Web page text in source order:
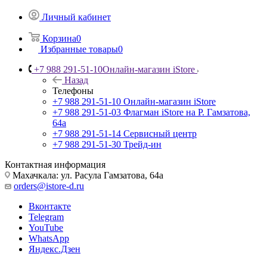
Личный кабинет
Корзина0
Избранные товары0
+7 988 291-51-10Онлайн-магазин iStore
Назад
Телефоны
+7 988 291-51-10 Онлайн-магазин iStore
+7 988 291-51-03 Флагман iStore на Р. Гамзатова,
64а
+7 988 291-51-14 Сервисный центр
+7 988 291-51-30 Трейд-ин
Контактная информация
Махачкала: ул. Расула Гамзатова, 64а
orders@istore-d.ru
Вконтакте
Telegram
YouTube
WhatsApp
Яндекс.Дзен